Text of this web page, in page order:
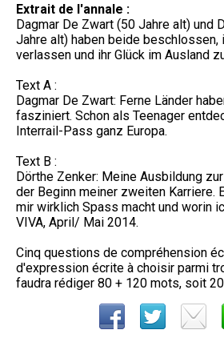
Extrait de l'annale :
Dagmar De Zwart (50 Jahre alt) und
Jahre alt) haben beide beschlossen,
verlassen und ihr Glück im Ausland
Text A :
Dagmar De Zwart: Ferne Länder
fasziniert. Schon als Teenager
Interrail-Pass ganz Europa.
Text B :
Dörthe Zenker: Meine Ausbildung
der Beginn meiner zweiten Karriere.
mir wirklich Spass macht und worin
VIVA, April/ Mai 2014.
Cinq questions de compréhension
d'expression écrite à choisir parmi
faudra rédiger 80 + 120 mots, soit